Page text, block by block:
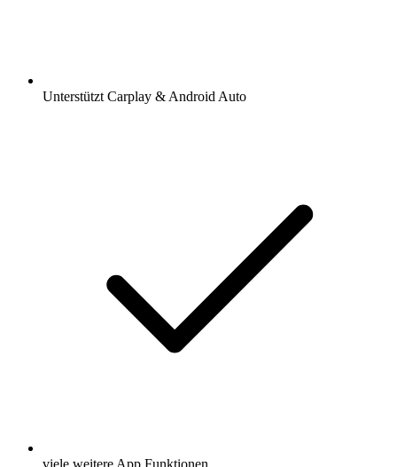
Unterstützt Carplay & Android Auto